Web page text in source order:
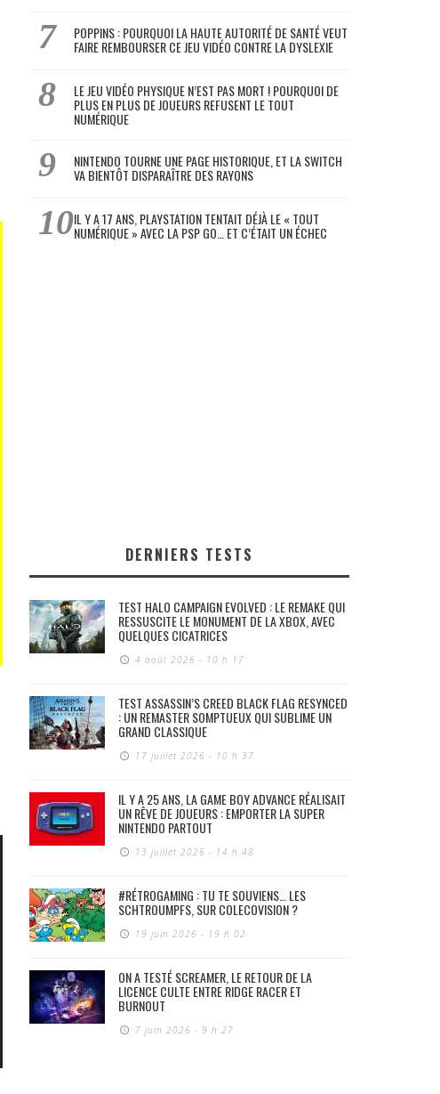
POPPINS : POURQUOI LA HAUTE AUTORITÉ DE SANTÉ VEUT
FAIRE REMBOURSER CE JEU VIDÉO CONTRE LA DYSLEXIE
LE JEU VIDÉO PHYSIQUE N’EST PAS MORT ! POURQUOI DE
PLUS EN PLUS DE JOUEURS REFUSENT LE TOUT
NUMÉRIQUE
NINTENDO TOURNE UNE PAGE HISTORIQUE, ET LA SWITCH
VA BIENTÔT DISPARAÎTRE DES RAYONS
IL Y A 17 ANS, PLAYSTATION TENTAIT DÉJÀ LE « TOUT
NUMÉRIQUE » AVEC LA PSP GO… ET C’ÉTAIT UN ÉCHEC
DERNIERS TESTS
TEST HALO CAMPAIGN EVOLVED : LE REMAKE QUI
RESSUSCITE LE MONUMENT DE LA XBOX, AVEC
QUELQUES CICATRICES
4 août 2026 - 10 h 17
TEST ASSASSIN’S CREED BLACK FLAG RESYNCED
: UN REMASTER SOMPTUEUX QUI SUBLIME UN
GRAND CLASSIQUE
17 juillet 2026 - 10 h 37
IL Y A 25 ANS, LA GAME BOY ADVANCE RÉALISAIT
UN RÊVE DE JOUEURS : EMPORTER LA SUPER
NINTENDO PARTOUT
13 juillet 2026 - 14 h 48
#RÉTROGAMING : TU TE SOUVIENS… LES
SCHTROUMPFS, SUR COLECOVISION ?
19 juin 2026 - 19 h 02
ON A TESTÉ SCREAMER, LE RETOUR DE LA
LICENCE CULTE ENTRE RIDGE RACER ET
BURNOUT
7 juin 2026 - 9 h 27